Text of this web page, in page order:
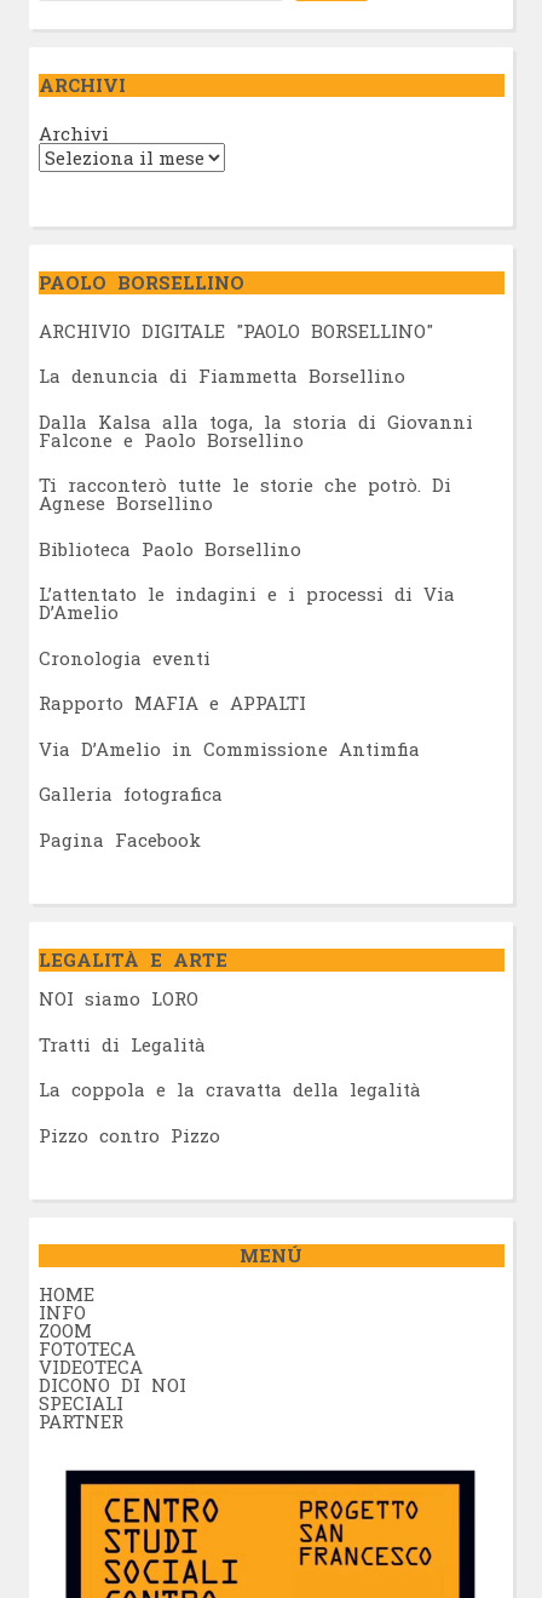
ARCHIVI
Archivi
PAOLO BORSELLINO
ARCHIVIO DIGITALE "PAOLO BORSELLINO"
La denuncia di Fiammetta Borsellino
Dalla Kalsa alla toga, la storia di Giovanni
Falcone e Paolo Borsellino
Ti racconterò tutte le storie che potrò. Di
Agnese Borsellino
Biblioteca Paolo Borsellino
L’attentato le indagini e i processi di Via
D’Amelio
Cronologia eventi
Rapporto MAFIA e APPALTI
Via D’Amelio in Commissione Antimfia
Galleria fotografica
Pagina Facebook
LEGALITÀ E ARTE
NOI siamo LORO
Tratti di Legalità
La coppola e la cravatta della legalità
Pizzo contro Pizzo
MENÚ
HOME
INFO
ZOOM
FOTOTECA
VIDEOTECA
DICONO DI NOI
SPECIALI
PARTNER